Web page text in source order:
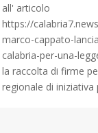
all' articolo
https://
marco-cappato-
calabria-per-una-
la raccolta di firme
regionale di iniziativa